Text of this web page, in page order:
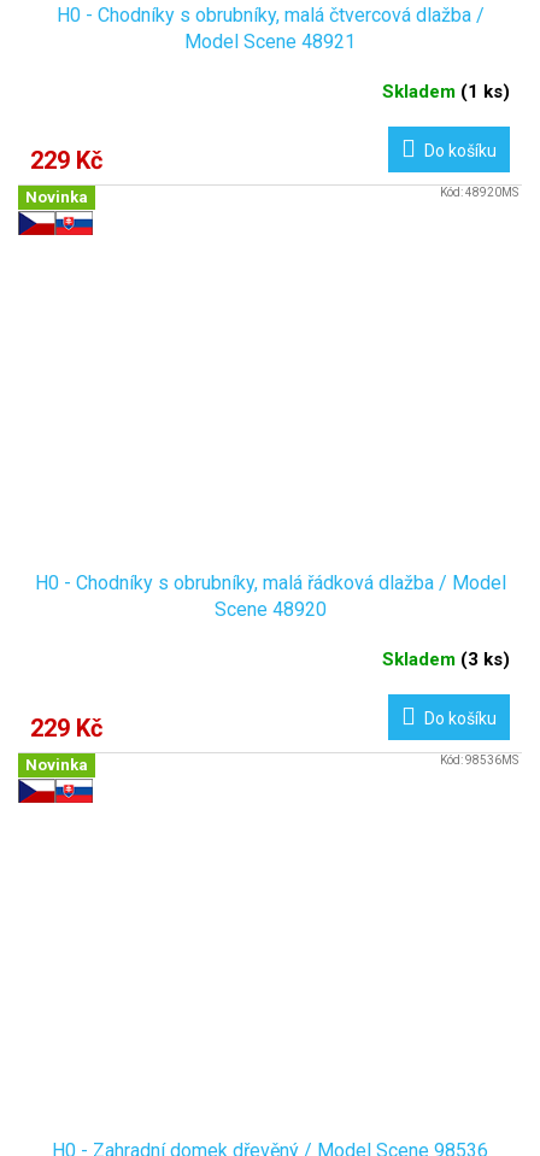
H0 - Chodníky s obrubníky, malá čtvercová dlažba /
Model Scene 48921
Skladem (1 ks)
229 Kč Do košíku
Novinka
H0 - Chodníky s obrubníky, malá řádková dlažba / Model
Scene 48920
Skladem (3 ks)
229 Kč Do košíku
Kód:48920MS
Novinka
H0 - Zahradní domek dřevěný / Model Scene 98536
Kód:98536MS